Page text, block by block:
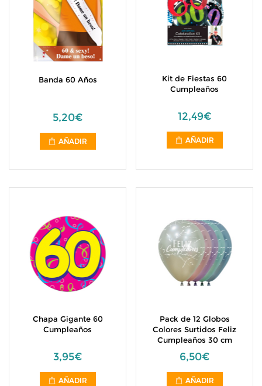
Banda 60 Años
5,20€
AÑADIR
Kit de Fiestas 60
Cumpleaños
12,49€
AÑADIR
Chapa Gigante 60
Cumpleaños
3,95€
AÑADIR
Pack de 12 Globos
Colores Surtidos Feliz
Cumpleaños 30 cm
6,50€
AÑADIR